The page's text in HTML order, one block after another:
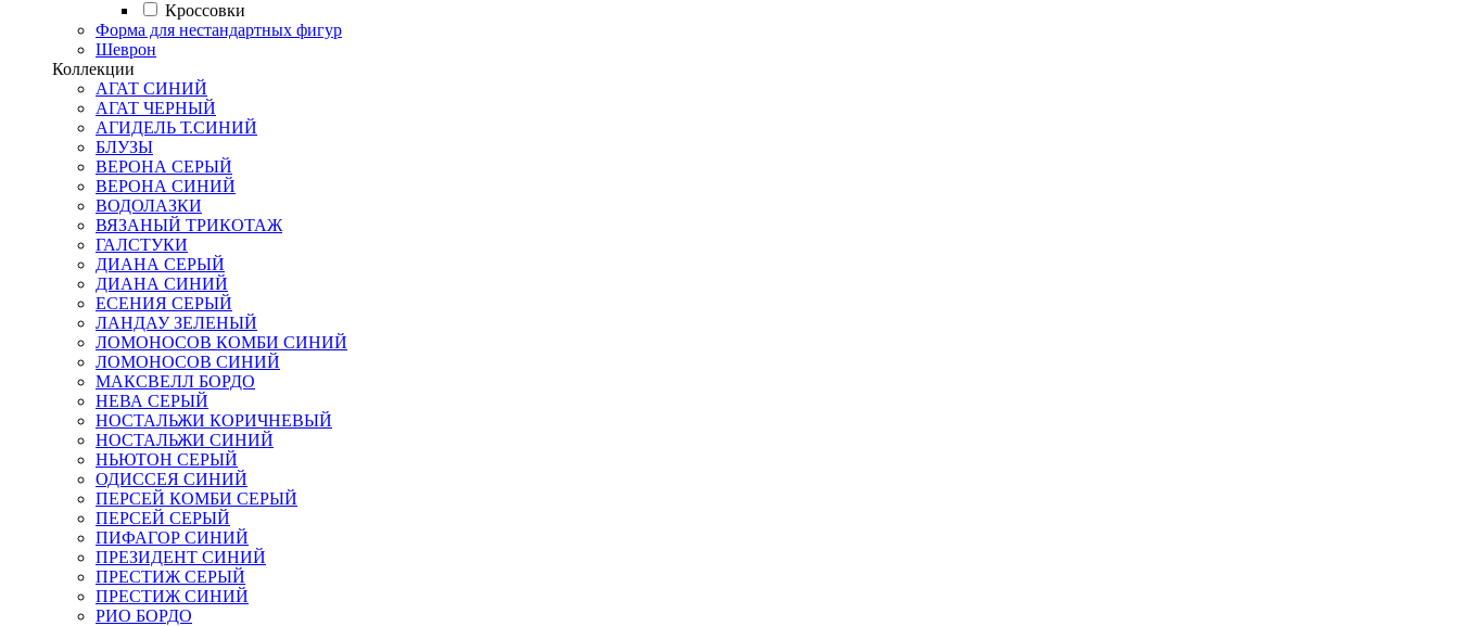
Кроссовки
Форма для нестандартных фигур
Шеврон
Коллекции
АГАТ СИНИЙ
АГАТ ЧЕРНЫЙ
АГИДЕЛЬ Т.СИНИЙ
БЛУЗЫ
ВЕРОНА СЕРЫЙ
ВЕРОНА СИНИЙ
ВОДОЛАЗКИ
ВЯЗАНЫЙ ТРИКОТАЖ
ГАЛСТУКИ
ДИАНА СЕРЫЙ
ДИАНА СИНИЙ
ЕСЕНИЯ СЕРЫЙ
ЛАНДАУ ЗЕЛЕНЫЙ
ЛОМОНОСОВ КОМБИ СИНИЙ
ЛОМОНОСОВ СИНИЙ
МАКСВЕЛЛ БОРДО
НЕВА СЕРЫЙ
НОСТАЛЬЖИ КОРИЧНЕВЫЙ
НОСТАЛЬЖИ СИНИЙ
НЬЮТОН СЕРЫЙ
ОДИССЕЯ СИНИЙ
ПЕРСЕЙ КОМБИ СЕРЫЙ
ПЕРСЕЙ СЕРЫЙ
ПИФАГОР СИНИЙ
ПРЕЗИДЕНТ СИНИЙ
ПРЕСТИЖ СЕРЫЙ
ПРЕСТИЖ СИНИЙ
РИО БОРДО